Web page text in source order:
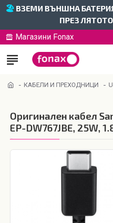
🏖️ ВЗЕМИ ВЪНШНА
ПРЕЗ ЛЯТОТО
Магазини Fonax
КАБЕЛИ И ПРЕХОДНИЦИ
Оригинален кабел
EP-DW767JBE, 25W,